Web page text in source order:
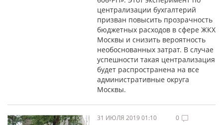
централизации бухгалтерий
призван повысить прозрачность
бюджетных расходов в сфере ЖКХ
Москвы и снизить вероятность
необоснованных затрат. В случае
успешности такая централизация
будет распространена на все
административные округа
Москвы.
31 ИЮЛЯ 2019 01:10 0